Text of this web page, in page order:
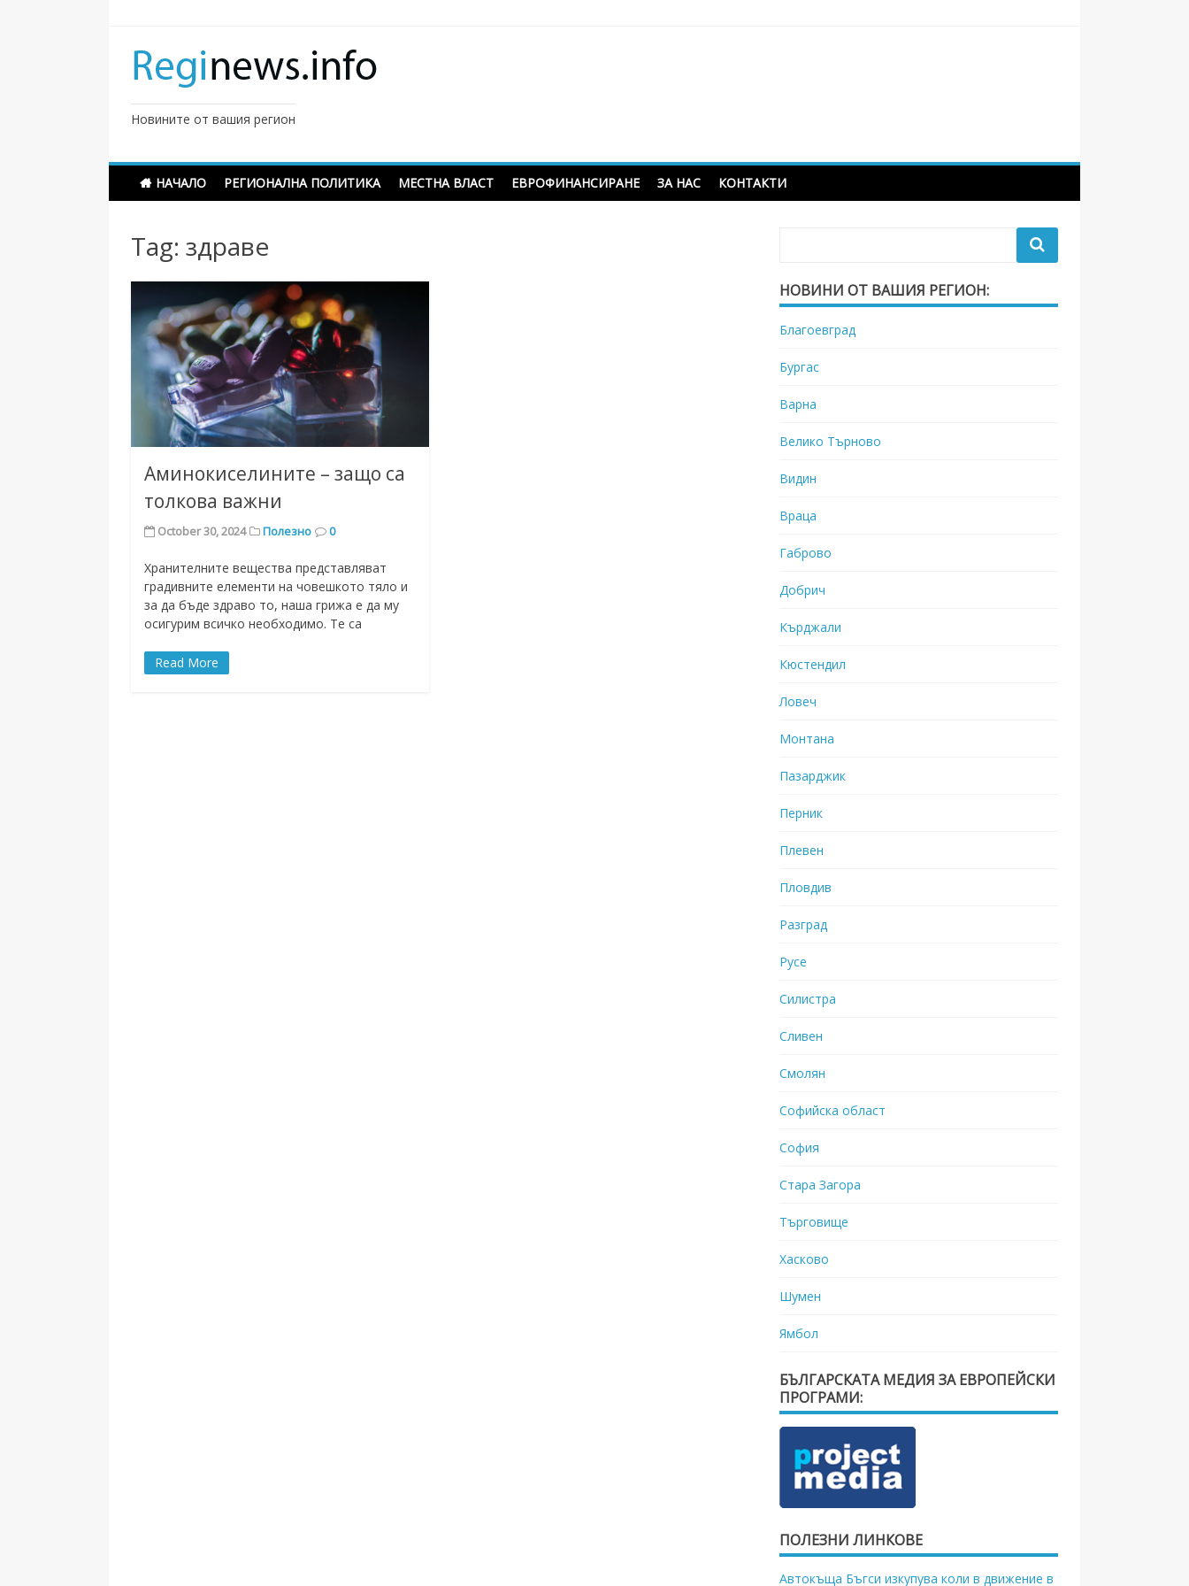
Новините от вашия регион
НАЧАЛО РЕГИОНАЛНА ПОЛИТИКА МЕСТНА ВЛАСТ ЕВРОФИНАНСИРАНЕ ЗА НАС КОНТАКТИ
Tag:здравe
Аминокиселините – защо са
толкова важни
October 30, 2024 Полезно 0
Хранителните вещества представляват
градивните елементи на човешкото тяло и
за да бъде здраво то, наша грижа е да му
осигурим всичко необходимо. Те са
Read More
НОВИНИ ОТ ВАШИЯ РЕГИОН:
Благоевград
Бургас
Варна
Велико Търново
Видин
Враца
Габрово
Добрич
Кърджали
Кюстендил
Ловеч
Монтана
Пазарджик
Перник
Плевен
Пловдив
Разград
Русе
Силистра
Сливен
Смолян
Софийска област
София
Стара Загора
Търговище
Хасково
Шумен
Ямбол
БЪЛГАРСКАТА МЕДИЯ ЗА ЕВРОПЕЙСКИ
ПРОГРАМИ:
ПОЛЕЗНИ ЛИНКОВЕ
Автокъща Бъгси изкупува коли в движение в